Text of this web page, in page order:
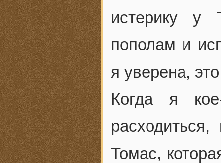
истерику у
пополам и
я уверена,
Когда я
Томас,